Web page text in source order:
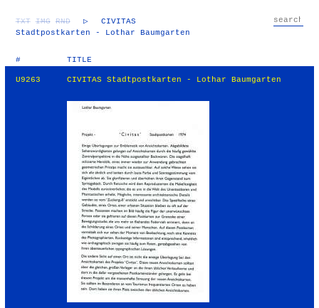
TXT IMG RND ▷
CIVITAS
Stadtpostkarten - Lothar Baumgarten
# TITLE
U9263 CIVITAS Stadtpostkarten - Lothar Baumgarten